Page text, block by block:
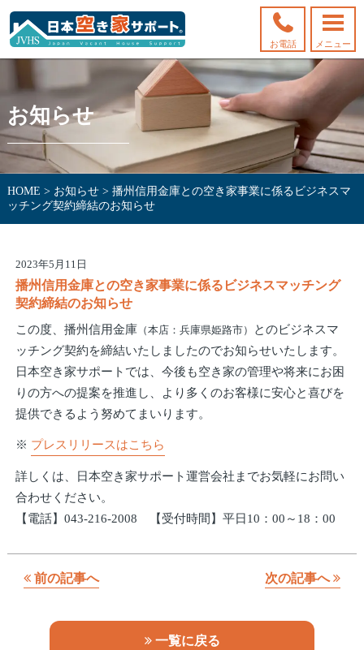
メニュー
お電話
お知らせ
HOME > お知らせ> 播州信用金庫との空き家事業に係るビジネスマ
ッチング契約締結のお知らせ
2023年5月11日
播州信用金庫との空き家事業に係るビジネスマッチング
契約締結のお知らせ
この度、播州信用金庫 （本店：兵庫県姫路市）
とのビジネスマ
ッチング契約を締結いたしましたのでお知らせいたします。
日本空き家サポートでは、今後も空き家の管理や将来にお困
りの方への提案を推進し、より多くのお客様に安心と喜びを
提供できるよう努めてまいります。
※ プレスリリースはこちら
詳しくは、日本空き家サポート運営会社までお気軽にお問い
合わせください。
【電話】043-216-2008 【受付時間】平日10：00～18：00
前の記事へ 次の記事へ
一覧に戻る